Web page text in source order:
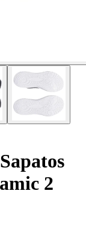
Sapatos
2